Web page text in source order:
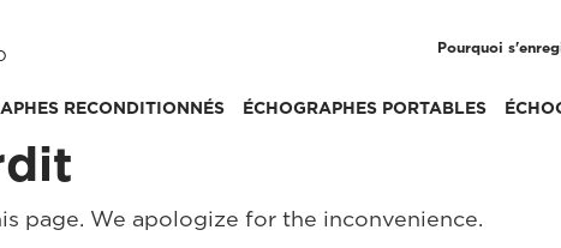
Pourquoi
RECONDITIONNÉS ÉCHOGRAPHES PORTABLES
page. We apologize for the inconvenience.